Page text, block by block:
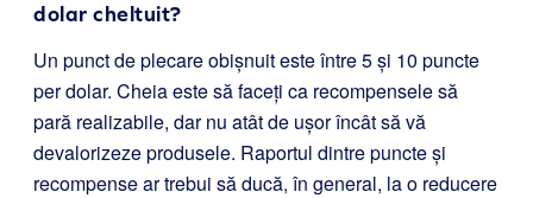
dolar cheltuit?
Un punct de plecare obișnuit este între 5 și 10 puncte
per dolar. Cheia este să faceți ca recompensele să
pară realizabile, dar nu atât de ușor încât să vă
devalorizeze produsele. Raportul dintre puncte și
recompense ar trebui să ducă, în general, la o reducere